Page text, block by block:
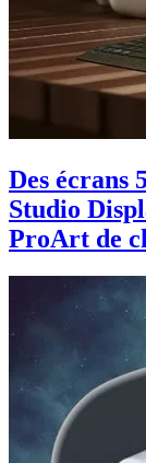
Des écrans
Studio
ProArt de